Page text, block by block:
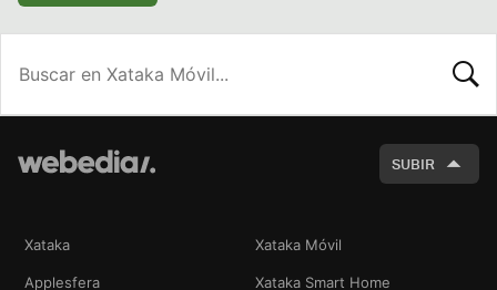
SUBIR
Xataka Xataka Móvil
Applesfera Xataka Smart Home